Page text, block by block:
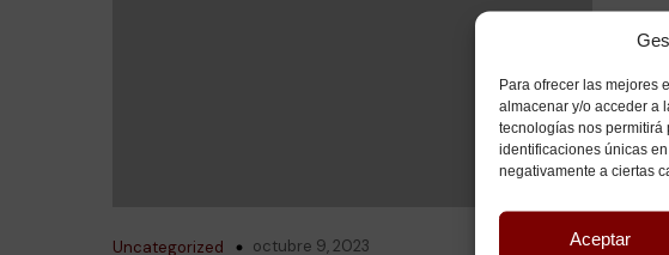
Para ofrecer las mejores
almacenar y/o acceder a
tecnologías nos permitirá
identificaciones únicas
negativamente a ciertas
Aceptar
Uncategorized octubre 9, 2023